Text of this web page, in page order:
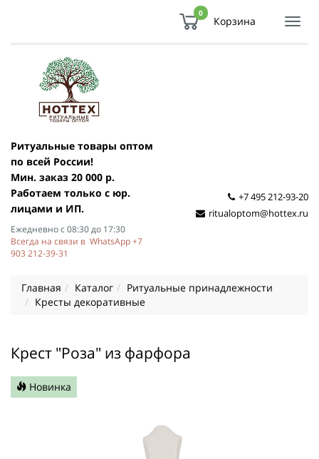
0
Корзина
Ритуальные товары оптом
по всей России!
Мин. заказ 20 000 р.
Работаем только с юр.
лицами и ИП.
Ежедневно с 08:30 до 17:30
Всегда на связи в WhatsApp +7
903 212-39-31
+7 495 212-93-20
ritualoptom@hottex.ru
Главная Каталог
Ритуальные принадлежности
Кресты декоративные
Крест "Роза" из фарфора
Новинка